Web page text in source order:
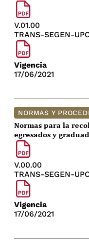
V.01.00
TRANS-SEGEN-
Vigencia
17/06/2021
NORMAS Y
Normas para la
egresados y
V.00.00
TRANS-SEGEN-
Vigencia
17/06/2021